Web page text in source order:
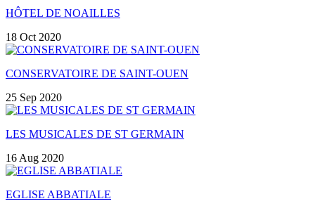
HÔTEL DE NOAILLES
18 Oct 2020
CONSERVATOIRE DE SAINT-OUEN
25 Sep 2020
LES MUSICALES DE ST GERMAIN
16 Aug 2020
EGLISE ABBATIALE